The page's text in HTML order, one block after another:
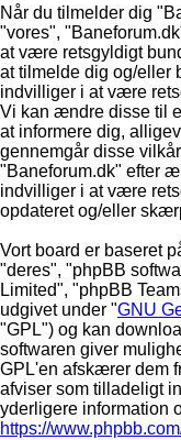
Når du tilmelder dig
"vores",
at være retsgyldigt
at tilmelde dig og/eller
indvilliger i at være
Vi kan ændre disse til
at informere dig,
gennemgår disse
"Baneforum.dk" efter
indvilliger i at være
opdateret og/eller
Vort board er baseret
"deres", "phpBB
Limited", "phpBB
udgivet under "GNU
"GPL") og kan
softwaren giver
GPL'en afskærer dem
afviser som tilladeligt
yderligere information
https://